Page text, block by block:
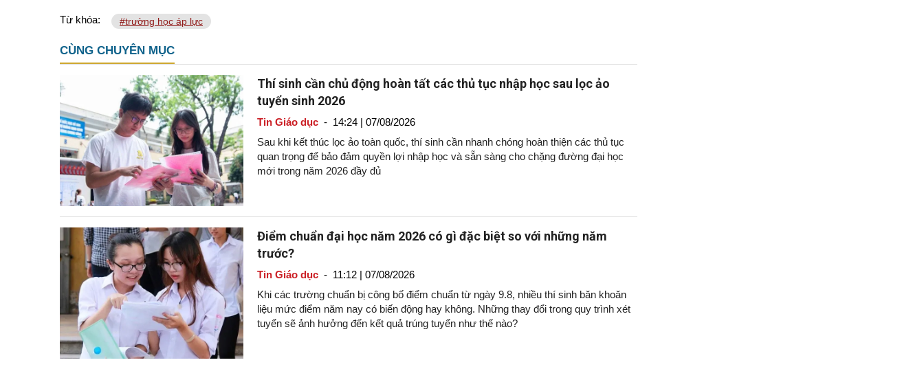
Từ khóa: #trường học áp lực
CÙNG CHUYÊN MỤC
Thí sinh cần chủ động hoàn tất các thủ tục nhập học sau lọc ảo
tuyển sinh 2026
Tin Giáo dục- 14:24 | 07/08/2026
Sau khi kết thúc lọc ảo toàn quốc, thí sinh cần nhanh chóng hoàn thiện các thủ tục
quan trọng để bảo đảm quyền lợi nhập học và sẵn sàng cho chặng đường đại học
mới trong năm 2026 đầy đủ
Điểm chuẩn đại học năm 2026 có gì đặc biệt so với những năm
trước?
Tin Giáo dục- 11:12 | 07/08/2026
Khi các trường chuẩn bị công bố điểm chuẩn từ ngày 9.8, nhiều thí sinh băn khoăn
liệu mức điểm năm nay có biến động hay không. Những thay đổi trong quy trình xét
tuyển sẽ ảnh hưởng đến kết quả trúng tuyển như thế nào?